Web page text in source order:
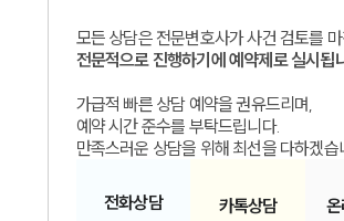
모든 상담은 전문변호사가 사건 검토를 마
전문적으로 진행하기에 예약제로 실시됩
가급적 빠른 상담 예약을 권유드리며,
예약 시간 준수를 부탁드립니다.
만족스러운 상담을 위해 최선을 다하겠습
전화상담 카톡상담